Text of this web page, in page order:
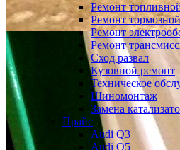
Ремонт
Ремонт
Ремонт
Ремонт
Сход развал
Кузовной ремонт
Техническое
Шиномонтаж
Замена
Прайс
Audi Q3
Audi Q5